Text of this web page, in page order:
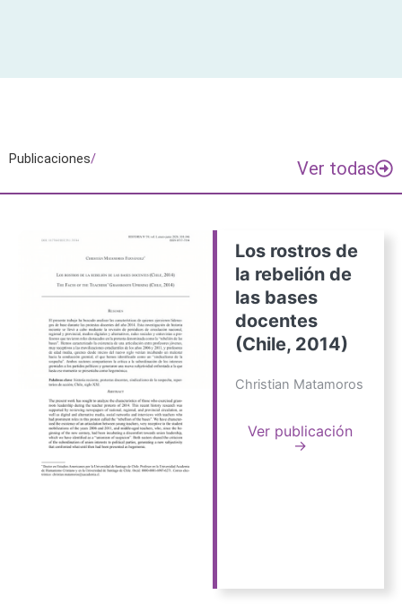
Publicaciones/ Ver todas
Los rostros de
la rebelión de
las bases
docentes
(Chile, 2014)
Christian Matamoros
Ver publicación
→